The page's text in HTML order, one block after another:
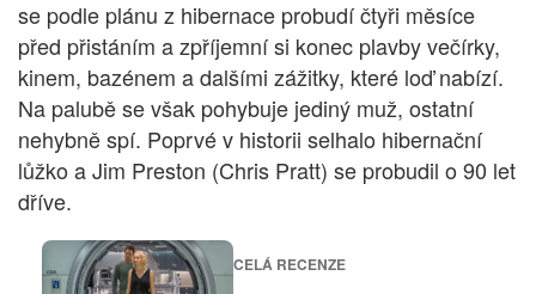
se podle plánu z hibernace probudí čtyři měsíce
před přistáním a zpříjemní si konec plavby večírky,
kinem, bazénem a dalšími zážitky, které loď nabízí.
Na palubě se však pohybuje jediný muž, ostatní
nehybně spí. Poprvé v historii selhalo hibernační
lůžko a Jim Preston (Chris Pratt) se probudil o 90 let
dříve.
CELÁ RECENZE